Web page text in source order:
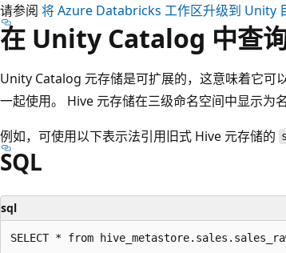
请参阅 将 Azure Databricks 工作区升级到 Unity
在 Unity Catalog 中查
Unity Catalog 元存储是可扩展的，这意味着它
一起使用。 Hive 元存储在三级命名空间中显示为
例如，可使用以下表示法引用旧式 Hive 元存储的
SQL
sql